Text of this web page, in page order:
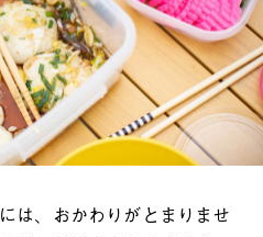
は、おかわりがとまりませ